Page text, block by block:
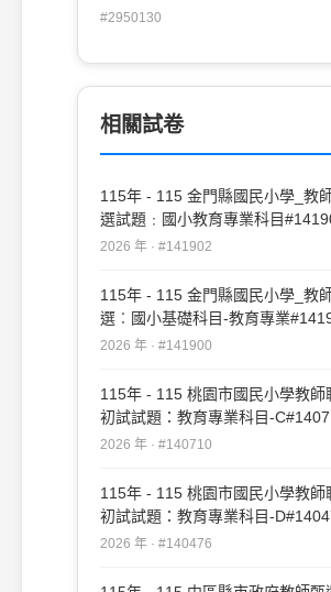
助理員及特教學生助理人員，每年 應接受
在職訓練？ (A)9 小時 (B)18 小時
時 (D)54 小時。
#2950130
相關試卷
115年 - 115 金門縣國民小學_教
選試題﹕國小教育專業科目
2026 年 · #141902
115年 - 115 金門縣國民小學_教
選︰國小基礎科目-教育專業
2026 年 · #141900
115年 - 115 桃園市國民小學教師
初試試題：教育專業科目-
2026 年 · #140710
115年 - 115 桃園市國民小學教師
初試試題：教育專業科目-
2026 年 · #140476